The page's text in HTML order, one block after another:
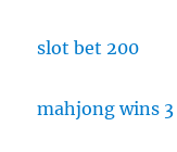
slot bet 200
mahjong wins 3